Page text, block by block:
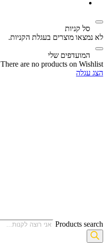
סל קניות‬
לא נמצאו מוצרים בעגלת הקניות.
המועדפים שלי
There are no products on Wishlist!
הצג עגלה
Products search